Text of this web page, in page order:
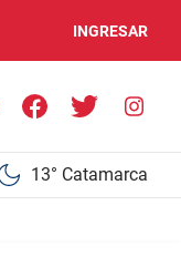
INGRESAR
13° Catamarca